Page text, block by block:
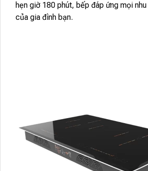
hẹn giờ 180 phút, bếp đáp ứng mọi
của gia đình bạn.